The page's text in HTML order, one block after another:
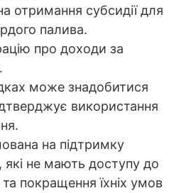
отримання субсидії для
палива.
про доходи за
може знадобитися
використання
на підтримку
які не мають доступу до
покращення їхніх умов